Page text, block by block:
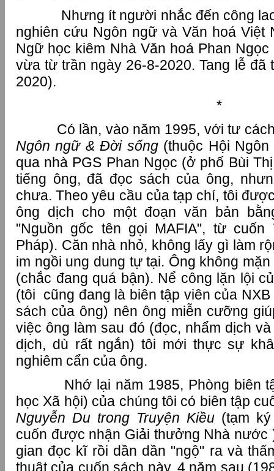
Nhưng ít người nhắc đến công lao
nghiên cứu Ngôn ngữ và Văn hoá Việt
Ngữ học kiêm Nhà Văn hoá Phan
vừa từ trần ngày 26-8-2020. Tang lễ đã
2020).
*
Có lần, vào năm 1995, với tư cách
Ngôn ngữ & Đời sống(thuộc Hội Ngôn
qua nhà PGS Phan Ngọc (ở phố Bùi
tiếng ông, đã đọc sách của ông,
chưa. Theo yêu cầu của tạp chí, tôi
ông dịch cho một đoạn văn bản
"Nguồn gốc tên gọi MAFIA", từ cuốn
Pháp). Căn nhà nhỏ, không lấy gì làm
im ngồi ung dung tự tại. Ông không
(chắc đang quá bận). Nể công lặn lội
(tôi cũng đang là biên tập viên của
sách của ông) nên ông miễn cưỡng
việc ông làm sau đó (đọc, nhẩm dịch
dịch, dù rất ngắn) tôi mới thực sự
nghiêm cẩn của ông.
Nhớ lại năm 1985, Phòng biên
học Xã hội) của chúng tôi có biên tập
Nguyễn Du trong Truyện Kiều (tạm
cuốn được nhận Giải thưởng Nhà nước
gian đọc kĩ rồi dần dần "ngộ" ra và
thuật của cuốn sách này. 4 năm sau